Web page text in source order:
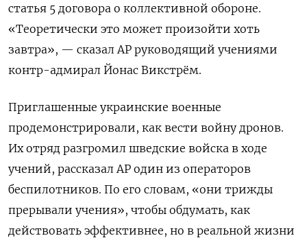
статья 5 договора о коллективной обороне.
«Теоретически это может произойти хоть
завтра», — сказал AP руководящий учениями
контр-адмирал Йонас Викстрём.
Приглашенные украинские военные
продемонстрировали, как вести войну дронов.
Их отряд разгромил шведские войска в ходе
учений, рассказал AP один из операторов
беспилотников. По его словам, «они трижды
прерывали учения», чтобы обдумать, как
действовать эффективнее, но в реальной жизни